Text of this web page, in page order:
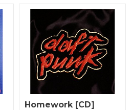
Homework [CD]